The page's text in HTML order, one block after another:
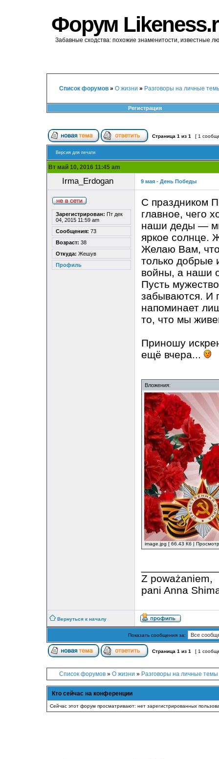
Форум
Забавные сходства: похожие знаменитости, известные
Список форумов » О жизни » Разговоры на личные
Регистрация
Страница 1 из 1 [ 1
Версия для печати
Вт май 10, 2016 11:45 am
Irma_Erdogan 9 мая - День Победы
Зарегистрирован: Пт дек
04, 2015 11:59 am
Сообщения: 73
Возраст: 38
Откуда: Жешув
Профиль
С праздником
главное, чего
наши деды —
яркое солнце.
Желаю Вам,
только добрые
войны, а наши
Пусть
забываются. И
напоминает
то, что мы
Приношу
ещё вчера...
Вложения:
image.jpg [ 66.43 Кб |
Z poważaniem,
pani Anna
Вернуться к началу
Показать сообщения за:
Страница 1 из 1 [ 1
Список форумов » О жизни » Разговоры на личные темы
Кто сейчас на конференции
Сейчас этот форум просматривают: нет зарегистрированных